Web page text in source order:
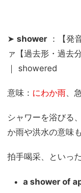
➤ shower ：【発
ァ【過去形・過去
｜ showered
意味： にわか雨、
シャワーを浴びる
か雨や洪水の意味
拍手喝采、といっ
a shower of